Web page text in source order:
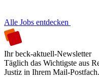
Alle Jobs entdecken
Ihr beck-aktuell-Newsletter
Täglich das Wichtigste aus
Justiz in Ihrem Mail-Postfach.